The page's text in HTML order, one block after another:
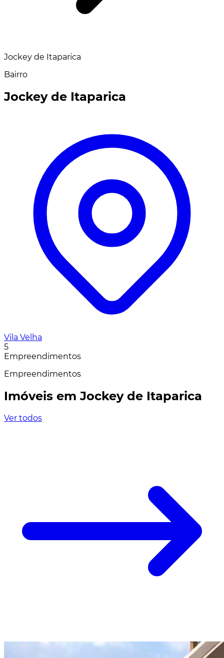
Jockey de Itaparica
Bairro
Jockey de Itaparica
Vila Velha
5
Empreendimentos
Empreendimentos
Imóveis em Jockey de Itaparica
Ver todos